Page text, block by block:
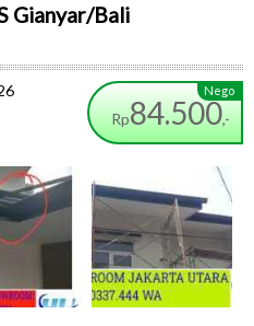
Gianyar/Bali
Nego
Rp84.500,-